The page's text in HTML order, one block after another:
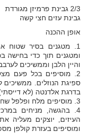
2/3 גבינת פרמיזן מגורדת
גבינת עזים חצי קשה
אופן ההכנה
1. מטגנים בסיר
והיין הלבן וממשיכים
2. מוסיפים בכל פעם
ספיגת הנוזלים. ממשיכים
בדרגת אלדנטה (לא
3. מוסיפים מלח ופלפל שחור לפי הטעם ואת גבינת הפרמיזן.
העיזים, יוצקים מעליה
ומוסיפים בעזרת קולפן